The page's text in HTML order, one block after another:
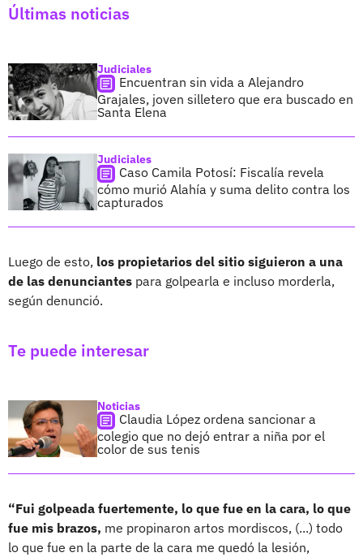
Últimas noticias
Judiciales
Encuentran sin vida a Alejandro
Grajales, joven silletero que era buscado en
Santa Elena
Judiciales
Caso Camila Potosí: Fiscalía revela
cómo murió Alahía y suma delito contra los
capturados
Luego de esto, los propietarios del sitio siguieron a una
de las denunciantes para golpearla e incluso morderla,
según denunció.
Te puede interesar
Noticias
Claudia López ordena sancionar a
colegio que no dejó entrar a niña por el
color de sus tenis
“Fui golpeada fuertemente, lo que fue en la cara, lo que
fue mis brazos, me propinaron artos mordiscos, (...) todo
lo que fue en la parte de la cara me quedó la lesión,